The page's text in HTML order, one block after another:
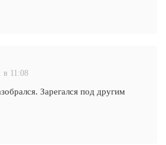
в 11:08
Зарегался под другим